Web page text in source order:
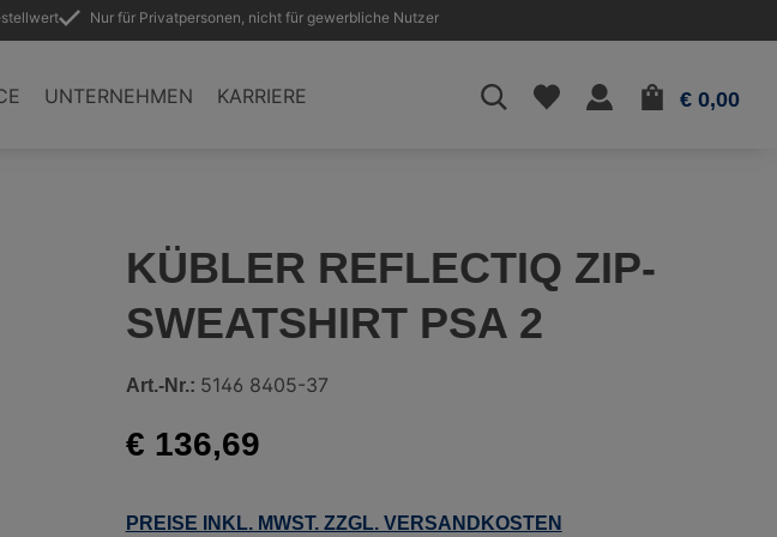
Nur für Privatpersonen, nicht für gewerbliche Nutzer
UNTERNEHMEN KARRIERE € 0,00
KÜBLER REFLECTIQ ZIP-
SWEATSHIRT PSA 2
Art.-Nr.: 5146 8405-37
€ 136,69
PREISE INKL. MWST. ZZGL. VERSANDKOSTEN